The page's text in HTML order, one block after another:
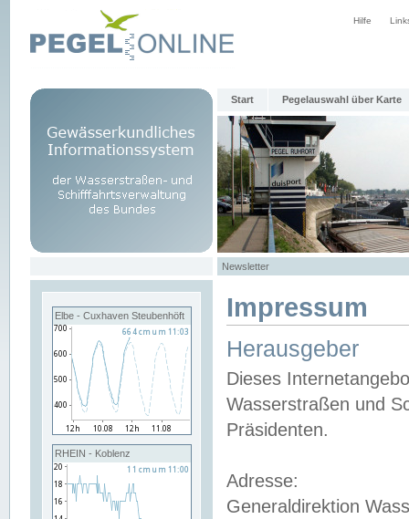
Hilfe
Start Pegelauswahl über Karte
Newsletter
Elbe - Cuxhaven Steubenhöft
RHEIN - Koblenz
Impressum
Herausgeber
Dieses
Wasserstraßen und
Präsidenten.
Adresse:
Generaldirektion